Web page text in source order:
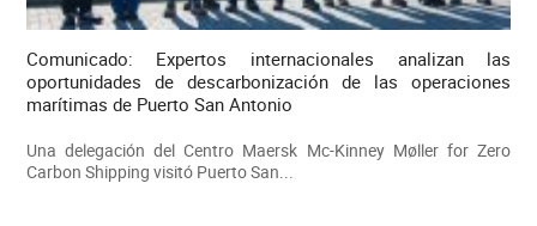
Comunicado: Expertos internacionales analizan las
oportunidades de descarbonización de las operaciones
marítimas de Puerto San Antonio
Una delegación del Centro Maersk Mc-Kinney Møller for Zero
Carbon Shipping visitó Puerto San...